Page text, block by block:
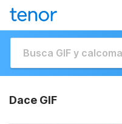
Dace GIF